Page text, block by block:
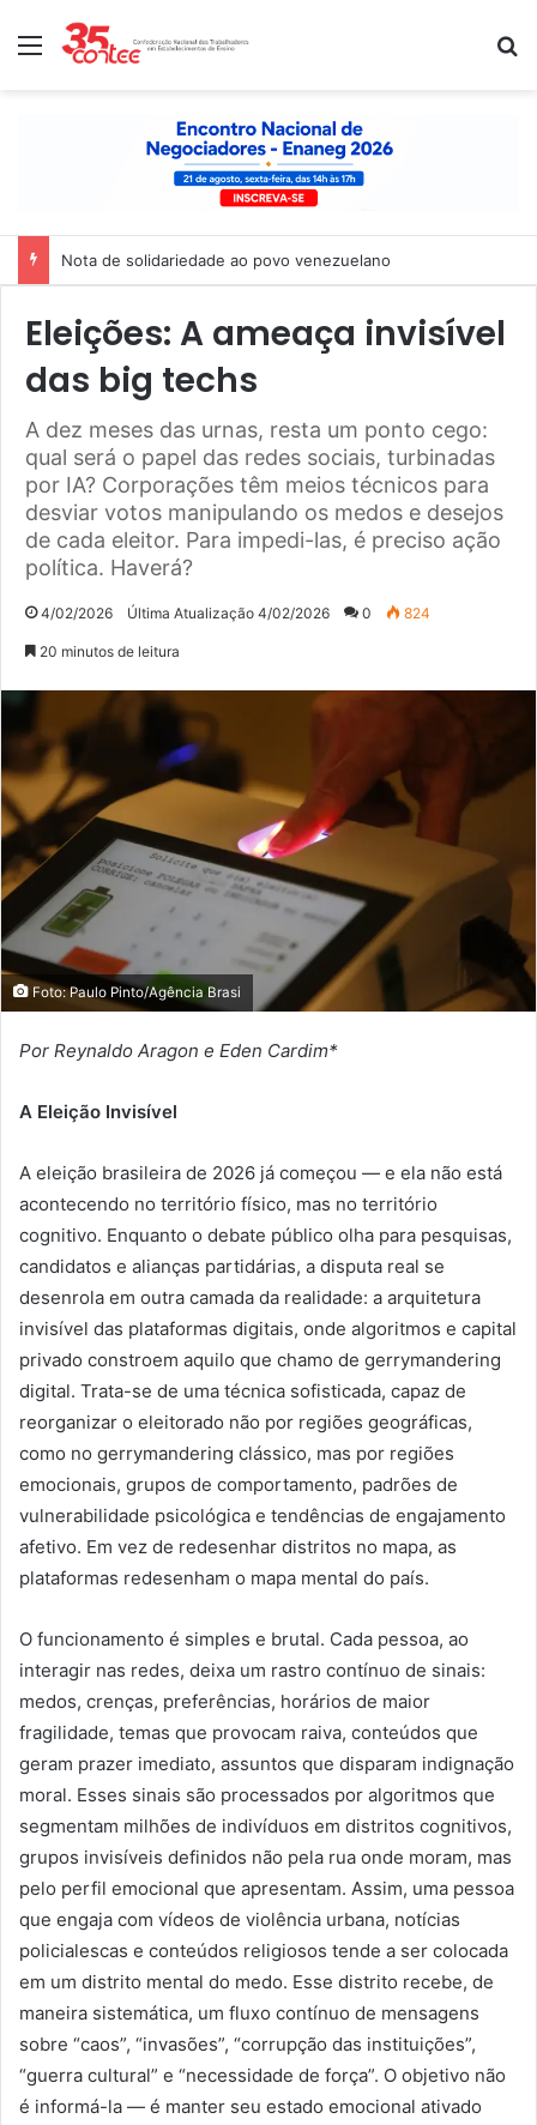
Menu
Nota de solidariedade ao povo venezuelano
Eleições: A ameaça invisível
das big techs
A dez meses das urnas, resta um ponto cego:
qual será o papel das redes sociais, turbinadas
por IA? Corporações têm meios técnicos para
desviar votos manipulando os medos e desejos
de cada eleitor. Para impedi-las, é preciso ação
política. Haverá?
4/02/2026 Última Atualização 4/02/2026 0 824
20 minutos de leitura
Foto: Paulo Pinto/Agência Brasi
Por Reynaldo Aragon e Eden Cardim*
A Eleição Invisível
A eleição brasileira de 2026 já começou — e ela não está
acontecendo no território físico, mas no território
cognitivo. Enquanto o debate público olha para pesquisas,
candidatos e alianças partidárias, a disputa real se
desenrola em outra camada da realidade: a arquitetura
invisível das plataformas digitais, onde algoritmos e capital
privado constroem aquilo que chamo de gerrymandering
digital. Trata-se de uma técnica sofisticada, capaz de
reorganizar o eleitorado não por regiões geográficas,
como no gerrymandering clássico, mas por regiões
emocionais, grupos de comportamento, padrões de
vulnerabilidade psicológica e tendências de engajamento
afetivo. Em vez de redesenhar distritos no mapa, as
plataformas redesenham o mapa mental do país.
O funcionamento é simples e brutal. Cada pessoa, ao
interagir nas redes, deixa um rastro contínuo de sinais:
medos, crenças, preferências, horários de maior
fragilidade, temas que provocam raiva, conteúdos que
geram prazer imediato, assuntos que disparam indignação
moral. Esses sinais são processados por algoritmos que
segmentam milhões de indivíduos em distritos cognitivos,
grupos invisíveis definidos não pela rua onde moram, mas
pelo perfil emocional que apresentam. Assim, uma pessoa
que engaja com vídeos de violência urbana, notícias
policialescas e conteúdos religiosos tende a ser colocada
em um distrito mental do medo. Esse distrito recebe, de
maneira sistemática, um fluxo contínuo de mensagens
sobre “caos”, “invasões”, “corrupção das instituições”,
“guerra cultural” e “necessidade de força”. O objetivo não
é informá-la — é manter seu estado emocional ativado